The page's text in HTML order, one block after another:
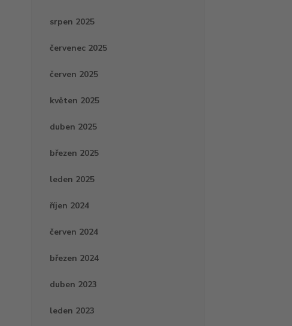
srpen 2025
červenec 2025
červen 2025
květen 2025
duben 2025
březen 2025
leden 2025
říjen 2024
červen 2024
březen 2024
duben 2023
leden 2023